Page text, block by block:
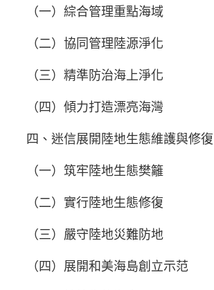
（一）綜合管理重點海域
（二）協同管理陸源淨化
（三）精準防治海上淨化
（四）傾力打造漂亮海灣
四、迷信展開陸地生態維護與修復
（一）筑牢陸地生態樊籬
（二）實行陸地生態修復
（三）嚴守陸地災難防地
（四）展開和美海島創立示范